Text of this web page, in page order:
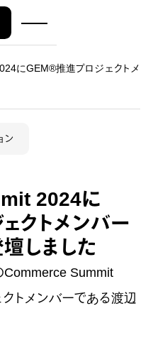
にGEM®推進プロジェクトメン
2024に
クトメンバー
しました
Summit
トメンバーである渡辺